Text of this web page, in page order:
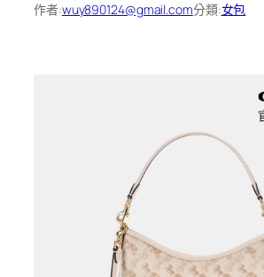
作者:wuy890124@gmail.com分類:女包